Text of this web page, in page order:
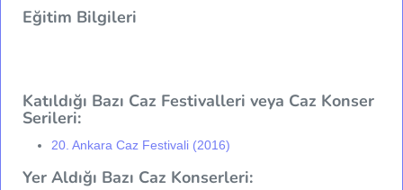
Eğitim Bilgileri
Katıldığı Bazı Caz Festivalleri veya Caz Konser
Serileri:
20. Ankara Caz Festivali (2016)
Yer Aldığı Bazı Caz Konserleri: